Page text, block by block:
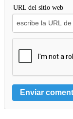
URL del sitio web